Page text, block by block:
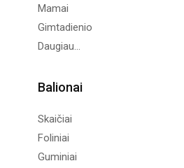
Mamai
Gimtadienio
Daugiau...
Balionai
Skaičiai
Foliniai
Guminiai